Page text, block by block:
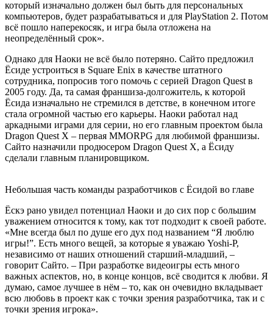
который изначально должен был быть для персональных
компьютеров, будет разрабатываться и для PlayStation 2. Потом
всё пошло наперекосяк, и игра была отложена на
неопределённый срок».
Однако для Наоки не всё было потеряно. Сайто предложил
Ёсиде устроиться в Square Enix в качестве штатного
сотрудника, попросив того помочь с серией Dragon Quest в
2005 году. Да, та самая франшиза-долгожитель, к которой
Ёсида изначально не стремился в детстве, в конечном итоге
стала огромной частью его карьеры. Наоки работал над
аркадными играми для серии, но его главным проектом была
Dragon Quest X – первая MMORPG для любимой франшизы.
Сайто назначили продюсером Dragon Quest X, а Ёсиду
сделали главным планировщиком.
Небольшая часть команды разработчиков с Ёсидой во главе
Ёскэ рано увидел потенциал Наоки и до сих пор с большим
уважением относится к тому, как тот подходит к своей работе.
«Мне всегда был по душе его дух под названием “Я люблю
игры!”. Есть много вещей, за которые я уважаю Yoshi-P,
независимо от наших отношений старший-младший, –
говорит Сайто. – При разработке видеоигры есть много
важных аспектов, но, в конце концов, всё сводится к любви. Я
думаю, самое лучшее в нём – то, как он очевидно вкладывает
всю любовь в проект как с точки зрения разработчика, так и с
точки зрения игрока».